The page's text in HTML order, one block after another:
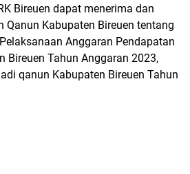
Bireuen dapat menerima dan
Qanun Kabupaten Bireuen tentang
Anggaran Pendapatan
Bireuen Tahun Anggaran 2023,
qanun Kabupaten Bireuen Tahun